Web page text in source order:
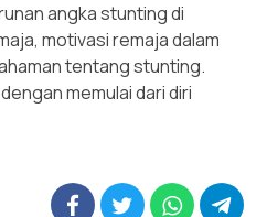
angka stunting di
motivasi remaja dalam
tentang stunting.
memulai dari diri